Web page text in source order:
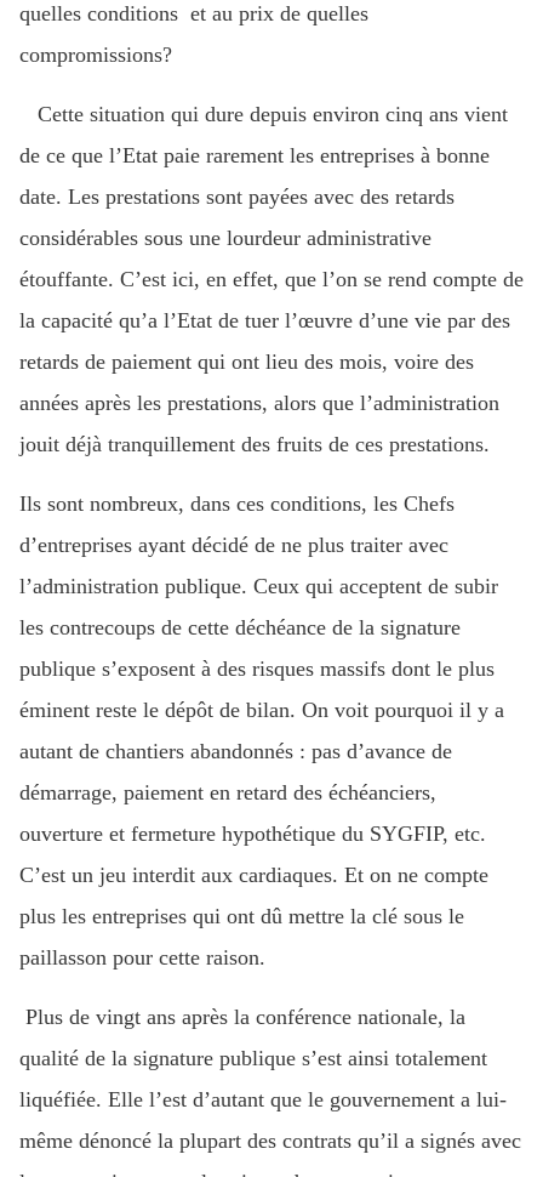
quelles conditions et au prix de quelles
compromissions?
Cette situation qui dure depuis environ cinq ans vient
de ce que l’Etat paie rarement les entreprises à bonne
date. Les prestations sont payées avec des retards
considérables sous une lourdeur administrative
étouffante. C’est ici, en effet, que l’on se rend compte de
la capacité qu’a l’Etat de tuer l’œuvre d’une vie par des
retards de paiement qui ont lieu des mois, voire des
années après les prestations, alors que l’administration
jouit déjà tranquillement des fruits de ces prestations.
Ils sont nombreux, dans ces conditions, les Chefs
d’entreprises ayant décidé de ne plus traiter avec
l’administration publique. Ceux qui acceptent de subir
les contrecoups de cette déchéance de la signature
publique s’exposent à des risques massifs dont le plus
éminent reste le dépôt de bilan. On voit pourquoi il y a
autant de chantiers abandonnés : pas d’avance de
démarrage, paiement en retard des échéanciers,
ouverture et fermeture hypothétique du SYGFIP, etc.
C’est un jeu interdit aux cardiaques. Et on ne compte
plus les entreprises qui ont dû mettre la clé sous le
paillasson pour cette raison.
Plus de vingt ans après la conférence nationale, la
qualité de la signature publique s’est ainsi totalement
liquéfiée. Elle l’est d’autant que le gouvernement a lui-
même dénoncé la plupart des contrats qu’il a signés avec